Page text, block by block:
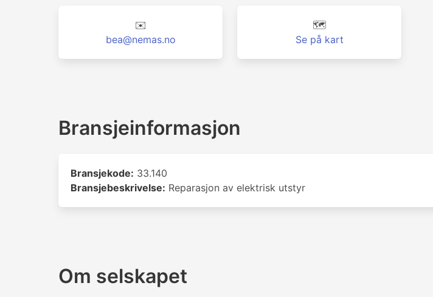
✉️
bea@nemas.no
🗺️
Se på kart
Bransjeinformasjon
Bransjekode: 33.140
Bransjebeskrivelse: Reparasjon av elektrisk utstyr
Om selskapet